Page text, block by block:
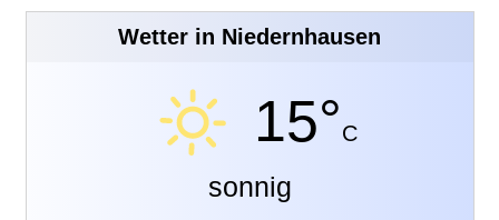
Wetter in Niedernhausen
15°C
sonnig